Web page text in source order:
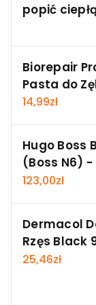
popić
Biorepair
Pasta do
14,99zł
Hugo Boss
(Boss N6) -
123,00zł
Dermacol
Rzęs Black
25,46zł